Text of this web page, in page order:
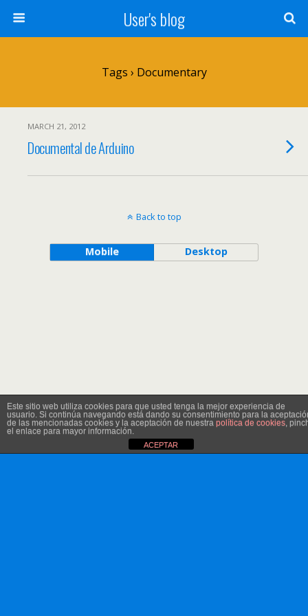
User's blog
Tags › Documentary
MARCH 21, 2012
Documental de Arduino
Back to top
Mobile Desktop
Este sitio web utiliza cookies para que usted tenga la mejor experiencia de
usuario. Si continúa navegando está dando su consentimiento para la
de las mencionadas cookies y la aceptación de nuestra política de cookies,
el enlace para mayor información.
ACEPTAR